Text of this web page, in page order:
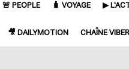
🚨 PEOPLE 🧳 VOYAGE ▶
🎥 DAILYMOTION CHAÎNE VIBER